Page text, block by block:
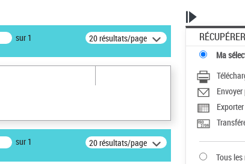
sur 1 20 résultats/page
sur 1 20 résultats/page
Ma
Tous